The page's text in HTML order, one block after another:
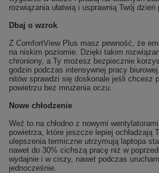
rozwiązania ułatwią i usprawnią Twój dzień
Dbaj o wzrok
Z ComfortView Plus masz pewność, że
na niskim poziomie. Dzięki takim
chroniony, a Ty możesz bezpiecznie
godzin podczas intensywnej pracy
nitów sprawdzi się doskonale jeśli chcesz
powietrzu bez mrużenia oczu.
Nowe chłodzenie
Weź to na chłodno z nowymi
powietrza, które jeszcze lepiej ochładzają
ulepszenia termiczne utrzymują laptopa
nawet do 30% cichszą pracę niż w
wydajnie i w ciszy, nawet podczas
jednocześnie.